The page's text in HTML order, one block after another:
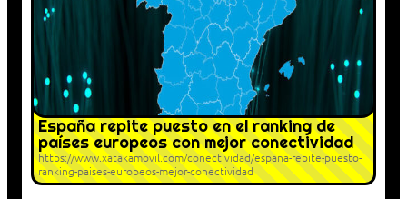
España repite puesto en el ranking de
países europeos con mejor conectividad
https://www.xatakamovil.com/conectividad/espana-repite-puesto-
ranking-paises-europeos-mejor-conectividad